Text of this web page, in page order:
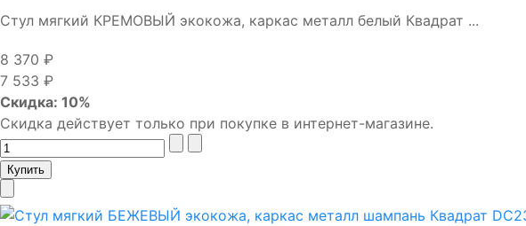
Стул мягкий КРЕМОВЫЙ экокожа, каркас металл белый Квадрат ...
8 370 ₽
7 533 ₽
Скидка: 10%
Скидка действует только при покупке в интернет-магазине.